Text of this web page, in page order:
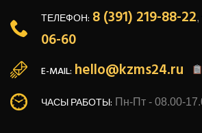
ТЕЛЕФОН: 8 (391) 219-88-22,
06-60
E-MAIL: hello@kzms24.ru
ЧАСЫ РАБОТЫ: Пн-Пт - 08.00-